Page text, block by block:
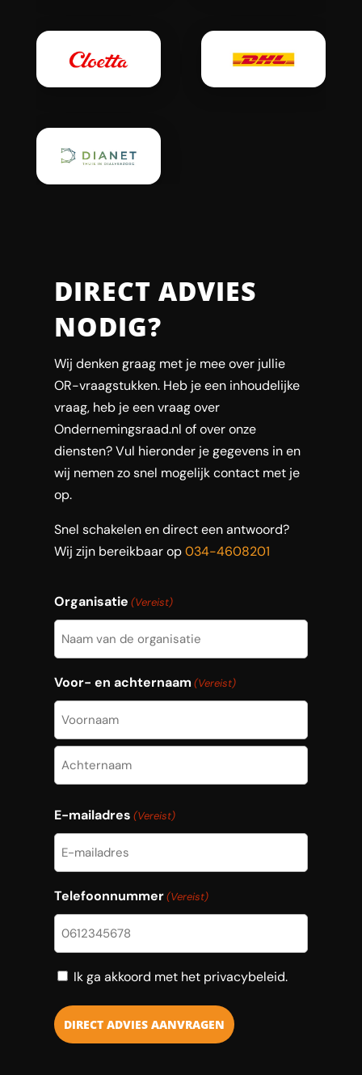
DIRECT ADVIES
NODIG?
Wij denken graag met je mee over jullie
OR-vraagstukken. Heb je een inhoudelijke
vraag, heb je een vraag over
Ondernemingsraad.nl of over onze
diensten? Vul hieronder je gegevens in en
wij nemen zo snel mogelijk contact met je
op.
Snel schakelen en direct een antwoord?
Wij zijn bereikbaar op034-4608201
Organisatie (Vereist)
Voor- en achternaam (Vereist)
Voornaam
E-mailadres (Vereist)
Telefoonnummer (Vereist)
Consent
Ik ga akkoord met het privacybeleid.